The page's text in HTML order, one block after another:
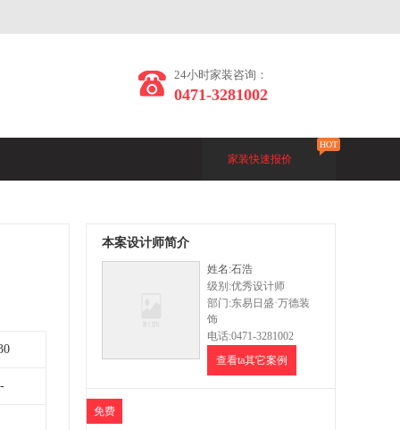
24小时家装咨询：
0471-3281002
家装快速报价
HOT
本案设计师简介
姓名:石浩
级别:优秀设计师
部门:东易日盛·万德装
饰
电话:0471-3281002
查看ta其它案例
免费